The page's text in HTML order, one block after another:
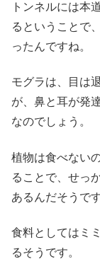
トンネルには本
るということで
ったんですね。
モグラは、目は
が、鼻と耳が発
なのでしょう。
植物は食べない
ることで、せっ
あるんだそうです
食料としてはミ
るそうです。